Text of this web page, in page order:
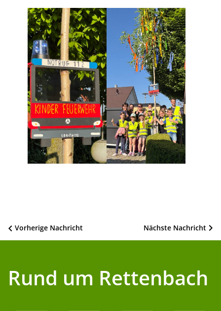
Beitragsnavigation Nächste Nachricht
Vorherige Nachricht
Rund um Rettenbach